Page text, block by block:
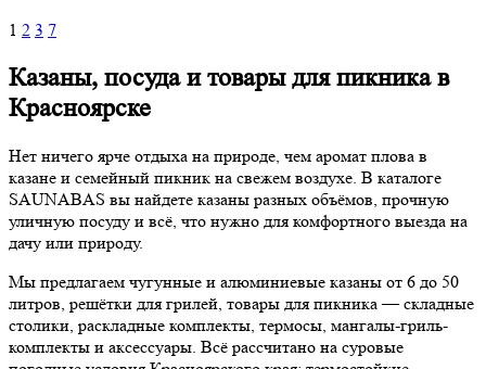
1 2 3 7
Казаны, посуда и товары для пикника в
Красноярске
Нет ничего ярче отдыха на природе, чем аромат плова в
казане и семейный пикник на свежем воздухе. В каталоге
SAUNABAS вы найдете казаны разных объёмов, прочную
уличную посуду и всё, что нужно для комфортного выезда на
дачу или природу.
Мы предлагаем чугунные и алюминиевые казаны от 6 до 50
литров, решётки для грилей, товары для пикника — складные
столики, раскладные комплекты, термосы, мангалы-гриль-
комплекты и аксессуары. Всё рассчитано на суровые